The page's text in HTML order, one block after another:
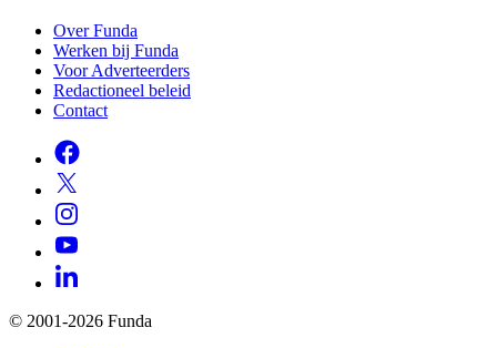
Over Funda
Werken bij Funda
Voor Adverteerders
Redactioneel beleid
Contact
© 2001-2026 Funda